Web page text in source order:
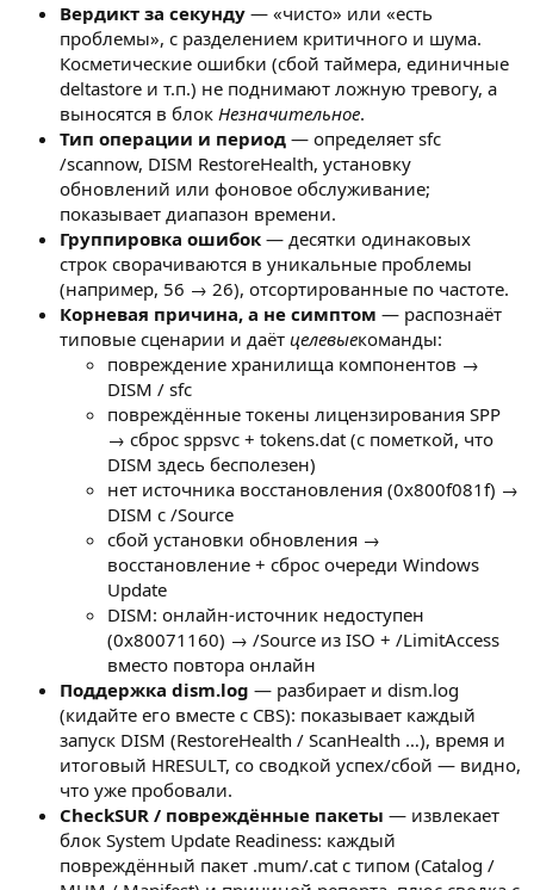
Вердикт за секунду — «чисто» или «есть
проблемы», с разделением критичного и шума.
Косметические ошибки (сбой таймера, единичные
deltastore и т.п.) не поднимают ложную тревогу, а
выносятся в блок Незначительное.
Тип операции и период — определяет sfc
/scannow, DISM RestoreHealth, установку
обновлений или фоновое обслуживание;
показывает диапазон времени.
Группировка ошибок — десятки одинаковых
строк сворачиваются в уникальные проблемы
(например, 56 → 26), отсортированные по частоте.
Корневая причина, а не симптом — распознаёт
типовые сценарии и даёт целевыекоманды:
повреждение хранилища компонентов →
DISM / sfc
повреждённые токены лицензирования SPP
→ сброс sppsvc + tokens.dat (с пометкой, что
DISM здесь бесполезен)
нет источника восстановления (0x800f081f) →
DISM с /Source
сбой установки обновления →
восстановление + сброс очереди Windows
Update
DISM: онлайн-источник недоступен
(0x80071160) → /Source из ISO + /LimitAccess
вместо повтора онлайн
Поддержка dism.log — разбирает и dism.log
(кидайте его вместе с CBS): показывает каждый
запуск DISM (RestoreHealth / ScanHealth …), время и
итоговый HRESULT, со сводкой успех/сбой — видно,
что уже пробовали.
CheckSUR / повреждённые пакеты — извлекает
блок System Update Readiness: каждый
повреждённый пакет .mum/.cat с типом (Catalog /